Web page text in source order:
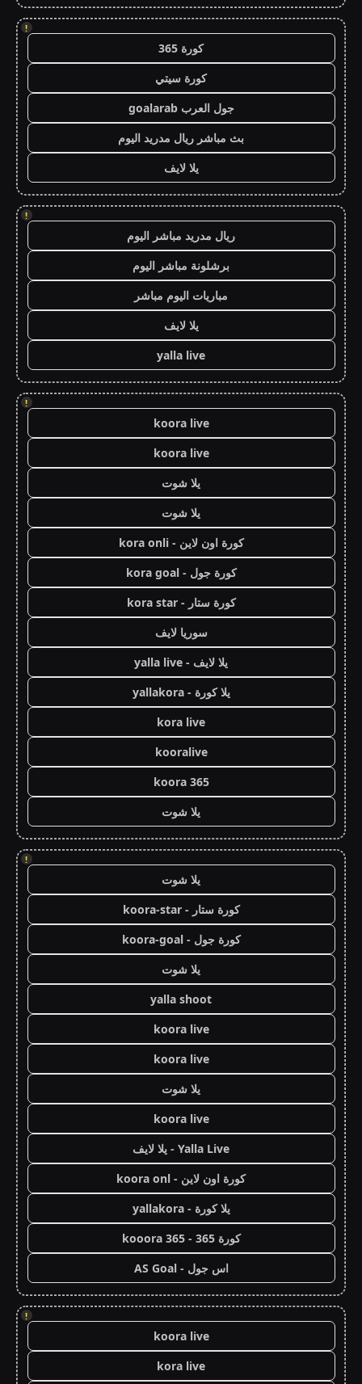
!
كورة 365
كورة سيتي
جول العرب goalarab
بث مباشر ريال مدريد اليوم
يلا لايف
!
ريال مدريد مباشر اليوم
برشلونة مباشر اليوم
مباريات اليوم مباشر
يلا لايف
yalla live
!
koora live
koora live
يلا شوت
يلا شوت
كورة اون لاين - kora onli
كورة جول - kora goal
كورة ستار - kora star
سوريا لايف
يلا لايف - yalla live
يلا كورة - yallakora
kora live
kooralive
koora 365
يلا شوت
!
يلا شوت
كورة ستار - koora-star
كورة جول - koora-goal
يلا شوت
yalla shoot
koora live
koora live
يلا شوت
koora live
Yalla Live - يلا لايف
كورة اون لاين - koora onl
يلا كورة - yallakora
كورة 365 - kooora 365
اس جول - AS Goal
!
koora live
kora live